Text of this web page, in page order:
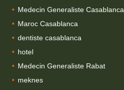
Medecin Generaliste Casablanca
Maroc Casablanca
dentiste casablanca
hotel
Medecin Generaliste Rabat
meknes